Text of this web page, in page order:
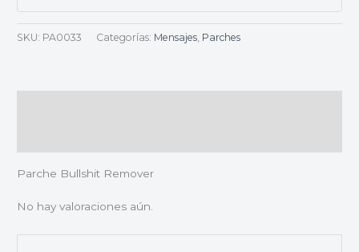
SKU: PA0033 Categorías: Mensajes, Parches
Parche Bullshit Remover
No hay valoraciones aún.